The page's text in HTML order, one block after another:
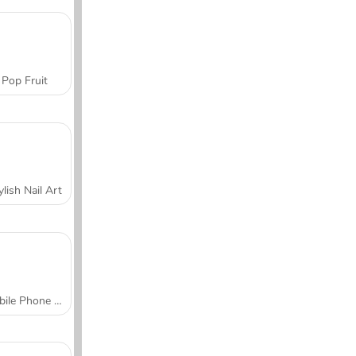
Pop Fruit
Nail Art
Mobile Phone Case Design & DIY